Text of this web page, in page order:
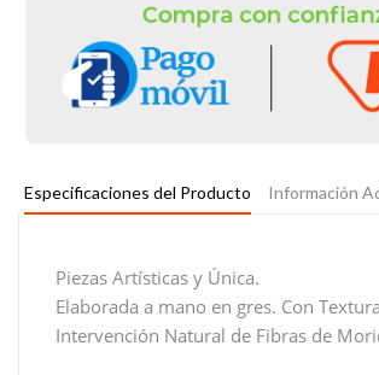
Especificaciones del Producto Información
Piezas Artísticas y Única.
Elaborada a mano en gres. Con
Intervención Natural de Fibras de